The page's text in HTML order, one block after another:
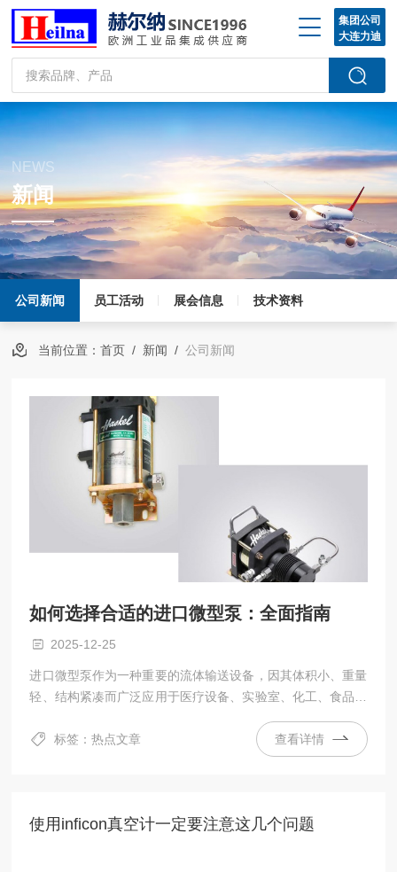
集团公司
大连力迪
NEWS
新闻
公司新闻 员工活动 展会信息 技术资料
当前位置：首页 / 新闻 /公司新闻
如何选择合适的进口微型泵：全面指南
2025-12-25
进口微型泵作为一种重要的流体输送设备，因其体积小、重量
轻、结构紧凑而广泛应用于医疗设备、实验室、化工、食品、
标签：热点文章
查看详情
使用inficon真空计一定要注意这几个问题